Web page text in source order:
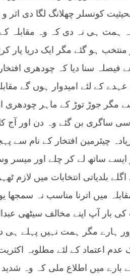
کونسلر چھلانگ لگا دی
یہ ہمت ہی نہ دی کہ وہ مقابلہ کے
ہو گئے مگر ایک دریا پار
فیصلہ سنا دیا کہ چودھری
عہدے کے لئے امیدوار ہوں گے
مگر جوڑ توڑ کے ماہر چودھری
سی ساگری بن گئے وہ دن اور آج
چیئرمین افتخار کے نام سے
ایسے ساتھ لے کر چلے اور
اگلے بلدیاتی انتخابات میں
میں اترنا مناسب نہ سمجھا
بار آپ اپنے مخالف سیٹھی
ہارے مگر ہمت نہیں پہلے ہی
عدم اعتماد کے لئے مطلوبہ
بارے میں اطلاع ملی کہ وہ